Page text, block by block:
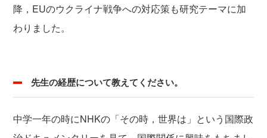
降，EUのウクライナ戦争への対応策も研究テーマに加
わりました。
先生の経歴について教えてください。
中学一年の時にNHKの「その時，世界は」という国際政